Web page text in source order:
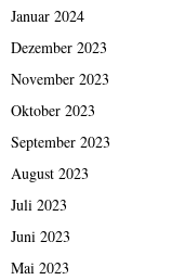
Januar 2024
Dezember 2023
November 2023
Oktober 2023
September 2023
August 2023
Juli 2023
Juni 2023
Mai 2023